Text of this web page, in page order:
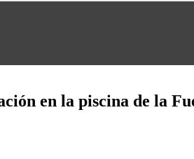
en la piscina de la